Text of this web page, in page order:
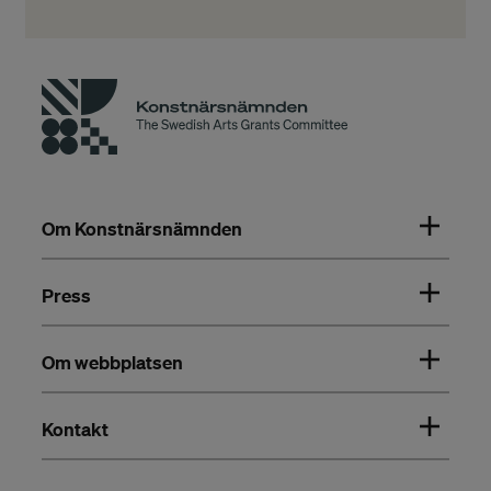
Om Konstnärsnämnden
Press
Om webbplatsen
Kontakt